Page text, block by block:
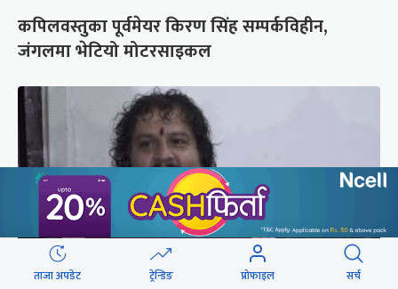
कपिलवस्तुका पूर्वमेयर किरण सिंह सम्पर्कविहीन,
जंगलमा भेटियो मोटरसाइकल
ताजा अपडेट ट्रेन्डिङ प्रोफाइल सर्च